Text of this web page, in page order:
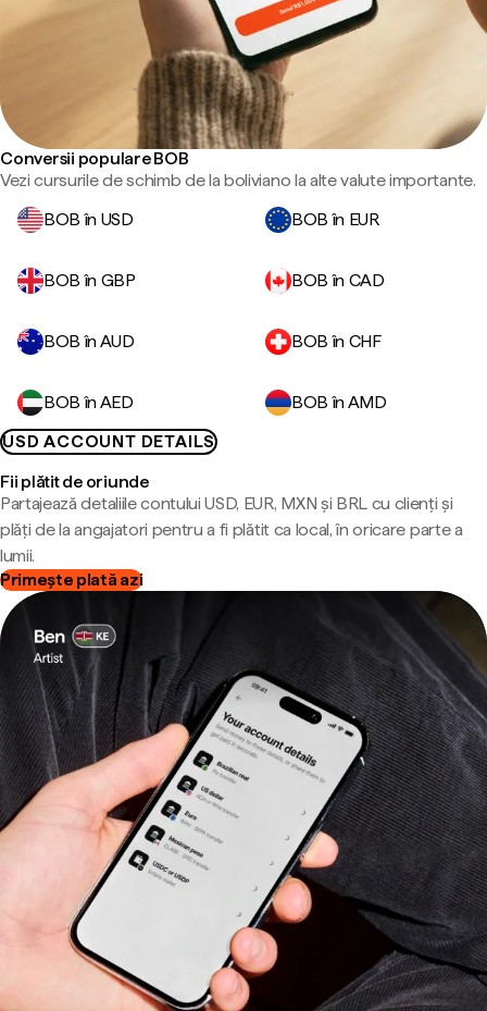
Conversii populare BOB
Vezi cursurile de schimb de la boliviano la alte valute importante.
BOB în USD
BOB în EUR
BOB în GBP BOB în CAD
BOB în AUD BOB în CHF
BOB în AED
BOB în AMD
USD ACCOUNT DETAILS
Fii plătit de oriunde
Partajează detaliile contului USD, EUR, MXN și BRL cu clienți și
plăți de la angajatori pentru a fi plătit ca local, în oricare parte a
lumii.
Primește plată azi